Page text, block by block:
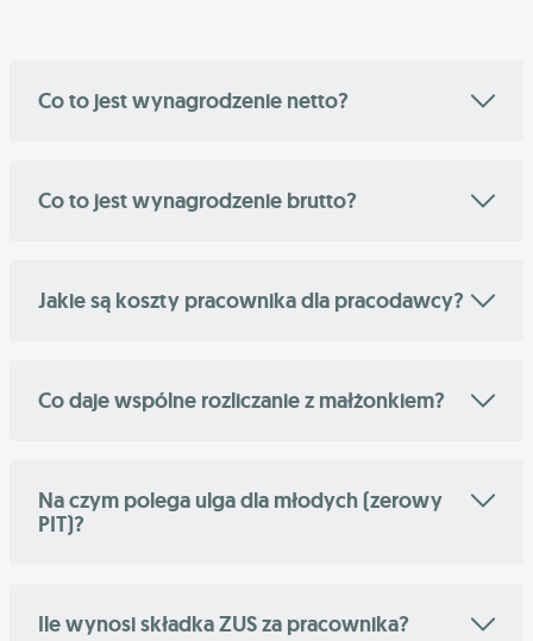
Co to jest wynagrodzenie netto?
Co to jest wynagrodzenie brutto?
Jakie są koszty pracownika dla pracodawcy?
Co daje wspólne rozliczanie z małżonkiem?
Na czym polega ulga dla młodych (zerowy
PIT)?
Ile wynosi składka ZUS za pracownika?